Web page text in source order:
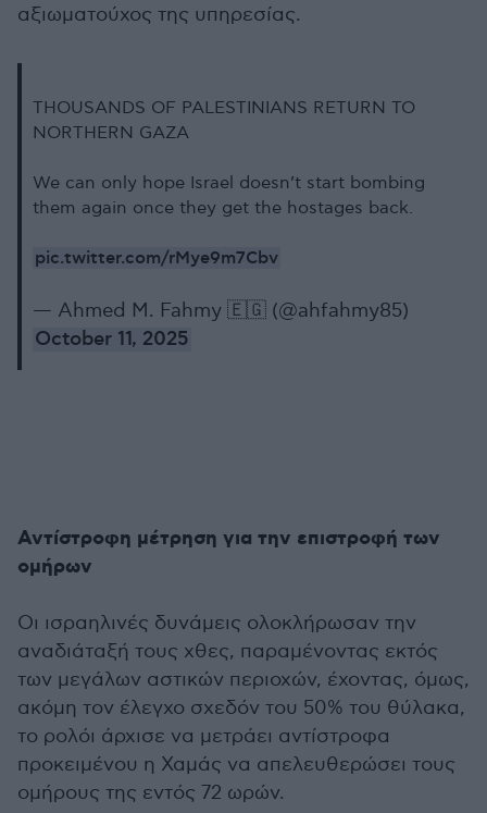
αξιωματούχος της υπηρεσίας.
THOUSANDS OF PALESTINIANS RETURN TO
NORTHERN GAZA
We can only hope Israel doesn’t start bombing
them again once they get the hostages back.
pic.twitter.com/rMye9m7Cbv
— Ahmed M. Fahmy 🇪🇬 (@ahfahmy85)
October 11, 2025
Αντίστροφη μέτρηση για την επιστροφή των
ομήρων
Οι ισραηλινές δυνάμεις ολοκλήρωσαν την
αναδιάταξή τους χθες, παραμένοντας εκτός
των μεγάλων αστικών περιοχών, έχοντας, όμως,
ακόμη τον έλεγχο σχεδόν του 50% του θύλακα,
το ρολόι άρχισε να μετράει αντίστροφα
προκειμένου η Χαμάς να απελευθερώσει τους
ομήρους της εντός 72 ωρών.